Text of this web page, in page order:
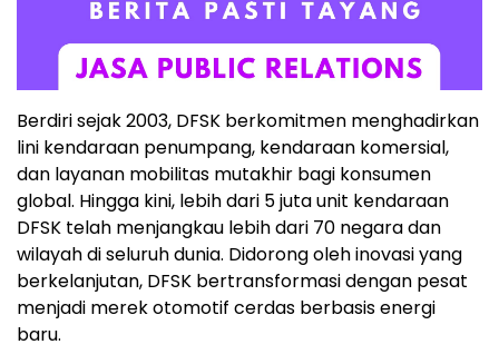
Berdiri sejak 2003, DFSK berkomitmen menghadirkan
lini kendaraan penumpang, kendaraan komersial,
dan layanan mobilitas mutakhir bagi konsumen
global. Hingga kini, lebih dari 5 juta unit kendaraan
DFSK telah menjangkau lebih dari 70 negara dan
wilayah di seluruh dunia. Didorong oleh inovasi yang
berkelanjutan, DFSK bertransformasi dengan pesat
menjadi merek otomotif cerdas berbasis energi
baru.